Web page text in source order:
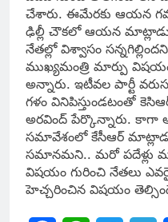
చేశారు. ఈమేరకు ఆయన
ఢిల్లీ చౌకలో ఆయన
నేతల్లో విశ్వాసం
ముఖ్యమంత్రి మార్పు
అన్నారు. ఇటీవల పార్టీ
గళం వినిపిస్తుండటంతో
అరవింద్ పేర్కొన్నారు. కాగా
సమావేశంలో కేసీఆర్
సమానమని.. మరో పదేళ్లు
విషయం గురించి నేతలు
హెచ్చరించిన విషయం